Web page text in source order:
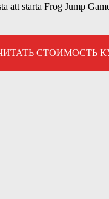
starta Frog Jump
СТОИМОСТЬ